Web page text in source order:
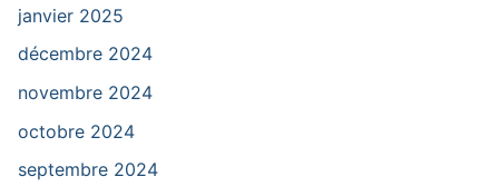
janvier 2025
décembre 2024
novembre 2024
octobre 2024
septembre 2024